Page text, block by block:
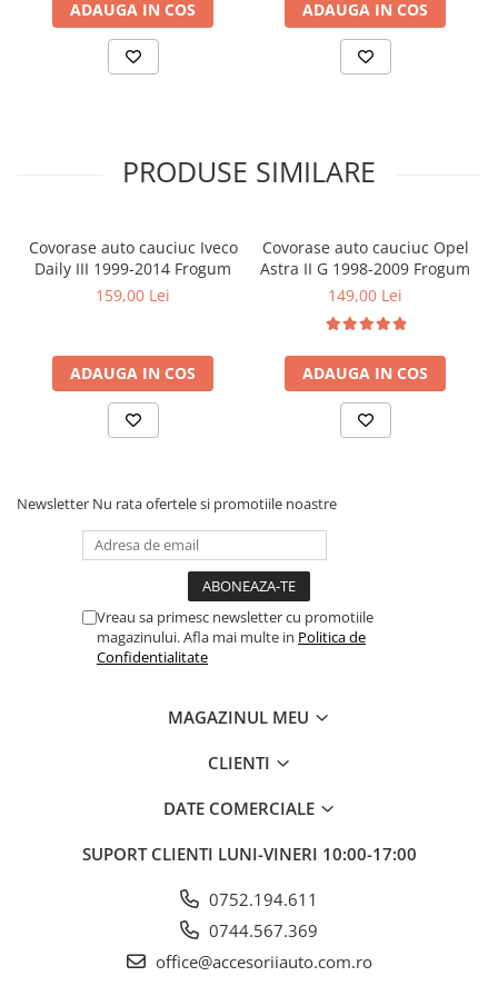
Covorase MINI
Covorase NISSAN
Covorase PORSCHE
Covorase SKODA
Covorase SsangYong
Covorase TOYOTA
Covorase VOLKSWAGEN
Covorase VOLVO
ELECTRICE AUTO
Adaptoare Bricheta Auto
Borne Baterie
Bricheta Auto
Cabluri Alimentare Date Telefon
Invertor Auto
ADAUGA IN COS ADAUGA IN COS
PRODUSE SIMILARE
Covorase auto cauciuc Iveco
Daily III 1999-2014 Frogum
159,00 Lei
ADAUGA IN COS
Covorase auto cauciuc Opel
Astra II G 1998-2009 Frogum
149,00 Lei
ADAUGA IN COS
Newsletter Nu rata ofertele si promotiile noastre
Vreau sa primesc newsletter cu promotiile
magazinului. Afla mai multe in Politica de
Confidentialitate
MAGAZINUL MEU
CLIENTI
DATE COMERCIALE
SUPORT CLIENTI LUNI-VINERI 10:00-17:00
0752.194.611
0744.567.369
office@accesoriiauto.com.ro